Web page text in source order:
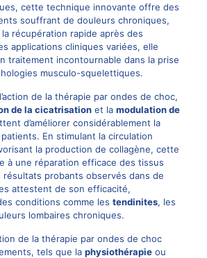
cette technique innovante offre des
souffrant de douleurs chroniques,
récupération rapide après des
applications cliniques variées, elle
traitement incontournable dans la prise
musculo-squelettiques.
de la thérapie par ondes de choc,
de la cicatrisationet la modulation de
d’améliorer considérablement la
En stimulant la circulation
la production de collagène, cette
à une réparation efficace des tissus
résultats probants observés dans de
attestent de son efficacité,
conditions comme les tendinites, les
lombaires chroniques.
de la thérapie par ondes de choc
tels que la physiothérapieou